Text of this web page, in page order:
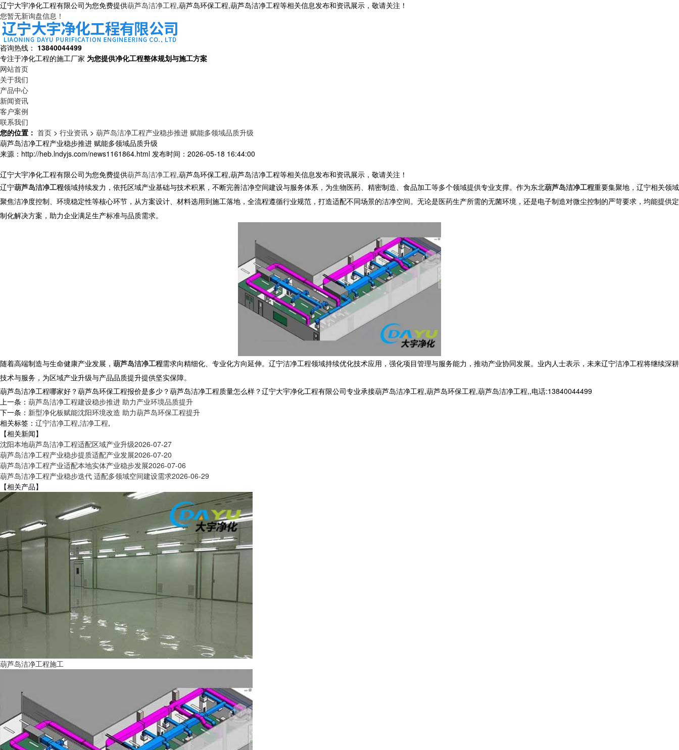
辽宁大宇净化工程有限公司为您免费提供葫芦岛洁净工程,葫芦岛环保工程,葫芦岛洁净工程等相关信息发布和资讯展示，敬请关注！
您暂无新询盘信息！
咨询热线： 13840044499
专注于净化工程的施工厂家 为您提供净化工程整体规划与施工方案
网站首页
关于我们
产品中心
新闻资讯
客户案例
联系我们
您的位置： 首页 > 行业资讯 > 葫芦岛洁净工程产业稳步推进 赋能多领域品质升级
葫芦岛洁净工程产业稳步推进 赋能多领域品质升级
来源：http://heb.lndyjs.com/news1161864.html 发布时间：2026-05-18 16:44:00
辽宁大宇净化工程有限公司为您免费提供葫芦岛洁净工程,葫芦岛环保工程,葫芦岛洁净工程等相关信息发布和资讯展示，敬请关注！
辽宁葫芦岛洁净工程领域持续发力，依托区域产业基础与技术积累，不断完善洁净空间建设与服务体系，为生物医药、精密制造、食品加工等多个领域提供专业支撑。作为东北葫芦岛洁净工程重要集聚地，辽宁相关领域
聚焦洁净度控制、环境稳定性等核心环节，从方案设计、材料选用到施工落地，全流程遵循行业规范，打造适配不同场景的洁净空间。无论是医药生产所需的无菌环境，还是电子制造对微尘控制的严苛要求，均能提供定
制化解决方案，助力企业满足生产标准与品质需求。
随着高端制造与生命健康产业发展， 葫芦岛洁净工程需求向精细化、专业化方向延伸。辽宁洁净工程领域持续优化技术应用，强化项目管理与服务能力，推动产业协同发展。业内人士表示，未来辽宁洁净工程将继续深耕
技术与服务，为区域产业升级与产品品质提升提供坚实保障。
葫芦岛洁净工程哪家好？葫芦岛环保工程报价是多少？葫芦岛洁净工程质量怎么样？辽宁大宇净化工程有限公司专业承接葫芦岛洁净工程,葫芦岛环保工程,葫芦岛洁净工程,,电话:13840044499
上一条： 葫芦岛洁净工程建设稳步推进 助力产业环境品质提升
下一条： 新型净化板赋能沈阳环境改造 助力葫芦岛环保工程提升
相关标签： 辽宁洁净工程,洁净工程,
【相关新闻】
沈阳本地葫芦岛洁净工程适配区域产业升级2026-07-27
葫芦岛洁净工程产业稳步提质适配产业发展2026-07-20
葫芦岛洁净工程产业适配本地实体产业稳步发展2026-07-06
葫芦岛洁净工程产业稳步迭代 适配多领域空间建设需求2026-06-29
【相关产品】
葫芦岛洁净工程施工